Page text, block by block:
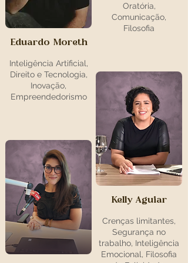
Eduardo Moreth
Inteligência Artificial,
Direito e Tecnologia,
Inovação,
Empreendedorismo
Oratória,
Comunicação,
Filosofia
Kelly Aguiar
Crenças limitantes,
Segurança no
trabalho, Inteligência
Emocional, Filosofia